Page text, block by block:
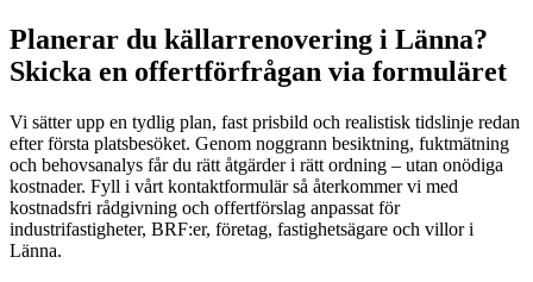
Planerar du källarrenovering i Länna?
Skicka en offertförfrågan via formuläret
Vi sätter upp en tydlig plan, fast prisbild och realistisk tidslinje redan
efter första platsbesöket. Genom noggrann besiktning, fuktmätning
och behovsanalys får du rätt åtgärder i rätt ordning – utan onödiga
kostnader. Fyll i vårt kontaktformulär så återkommer vi med
kostnadsfri rådgivning och offertförslag anpassat för
industrifastigheter, BRF:er, företag, fastighetsägare och villor i
Länna.